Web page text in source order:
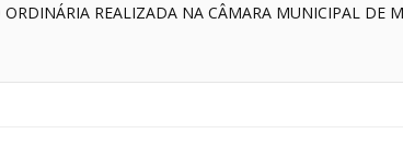
ORDINÁRIA REALIZADA NA CÂMARA MUNICIPAL DE